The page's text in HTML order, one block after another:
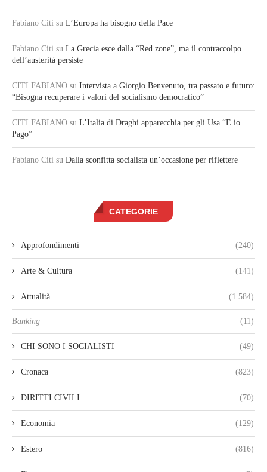
Fabiano Citi su L’Europa ha bisogno della Pace
Fabiano Citi su La Grecia esce dalla “Red zone”, ma il contraccolpo
dell’austerità persiste
CITI FABIANO su Intervista a Giorgio Benvenuto, tra passato e futuro:
“Bisogna recuperare i valori del socialismo democratico”
CITI FABIANO su L’Italia di Draghi apparecchia per gli Usa “E io
Pago”
Fabiano Citi su Dalla sconfitta socialista un’occasione per riflettere
CATEGORIE
Approfondimenti (240)
Arte & Cultura (141)
Attualità (1.584)
Banking (11)
CHI SONO I SOCIALISTI (49)
Cronaca (823)
DIRITTI CIVILI (70)
Economia (129)
Estero (816)